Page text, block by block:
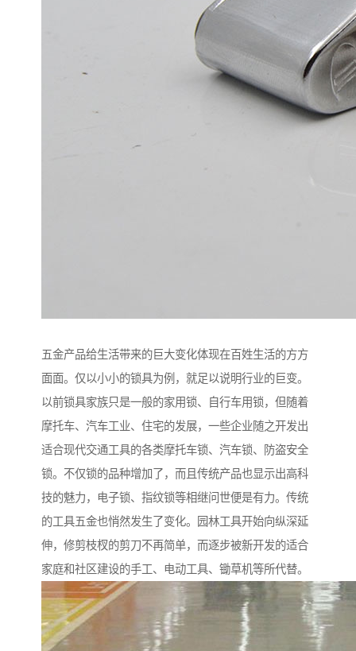
五金产品给生活带来的巨大变化体现在百姓生活的方方
面面。仅以小小的锁具为例，就足以说明行业的巨变。
以前锁具家族只是一般的家用锁、自行车用锁，但随着
摩托车、汽车工业、住宅的发展，一些企业随之开发出
适合现代交通工具的各类摩托车锁、汽车锁、防盗安全
锁。不仅锁的品种增加了，而且传统产品也显示出高科
技的魅力，电子锁、指纹锁等相继问世便是有力。传统
的工具五金也悄然发生了变化。园林工具开始向纵深延
伸，修剪枝杈的剪刀不再简单，而逐步被新开发的适合
家庭和社区建设的手工、电动工具、锄草机等所代替。